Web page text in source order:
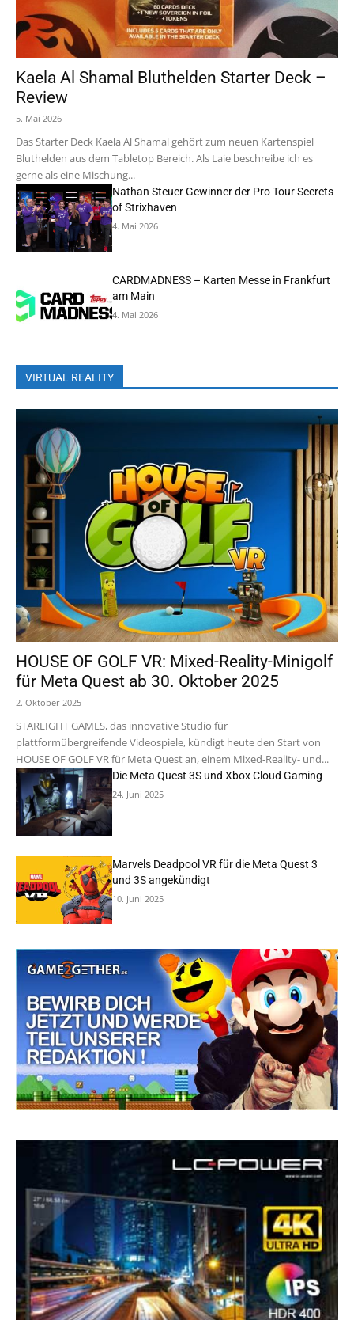
Kaela Al Shamal Bluthelden Starter Deck –
Review
5. Mai 2026
Das Starter Deck Kaela Al Shamal gehört zum neuen Kartenspiel
Bluthelden aus dem Tabletop Bereich. Als Laie beschreibe ich es
gerne als eine Mischung...
Nathan Steuer Gewinner der Pro Tour Secrets
of Strixhaven
4. Mai 2026
CARDMADNESS – Karten Messe in Frankfurt
am Main
4. Mai 2026
VIRTUAL REALITY
HOUSE OF GOLF VR: Mixed-Reality-Minigolf
für Meta Quest ab 30. Oktober 2025
2. Oktober 2025
STARLIGHT GAMES, das innovative Studio für
plattformübergreifende Videospiele, kündigt heute den Start von
HOUSE OF GOLF VR für Meta Quest an, einem Mixed-Reality- und...
Die Meta Quest 3S und Xbox Cloud Gaming
24. Juni 2025
Marvels Deadpool VR für die Meta Quest 3
und 3S angekündigt
10. Juni 2025